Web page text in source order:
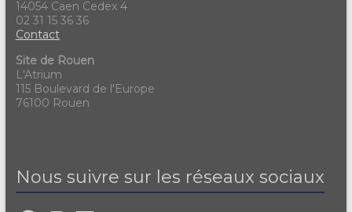
14054 Caen Cedex 4
02 31 15 36 36
Contact
Site de Rouen
L'Atrium
115 Boulevard de l'Europe
76100 Rouen
Nous suivre sur les réseaux sociaux